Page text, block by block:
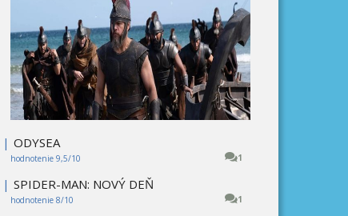
| ODYSEA
1
hodnotenie 9,5/10
| SPIDER-MAN: NOVÝ DEŇ
1
hodnotenie 8/10